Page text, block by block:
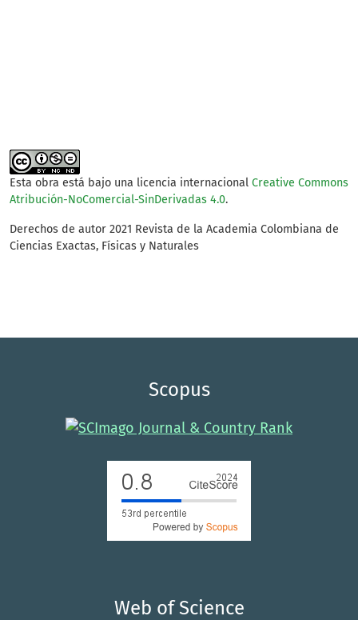
Esta obra está bajo una licencia internacional Creative Commons
Atribución-NoComercial-SinDerivadas 4.0.
Derechos de autor 2021 Revista de la Academia Colombiana de
Ciencias Exactas, Físicas y Naturales
Scopus
Web of Science